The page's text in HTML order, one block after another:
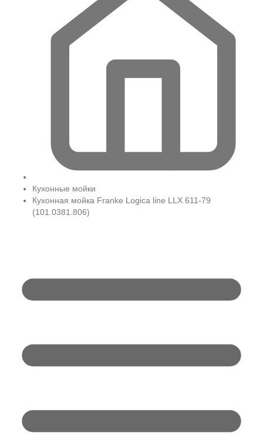
Кухонные мойки
Кухонная мойка Franke Logica line LLX 611-79
(101.0381.806)